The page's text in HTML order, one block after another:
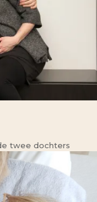
twee dochters